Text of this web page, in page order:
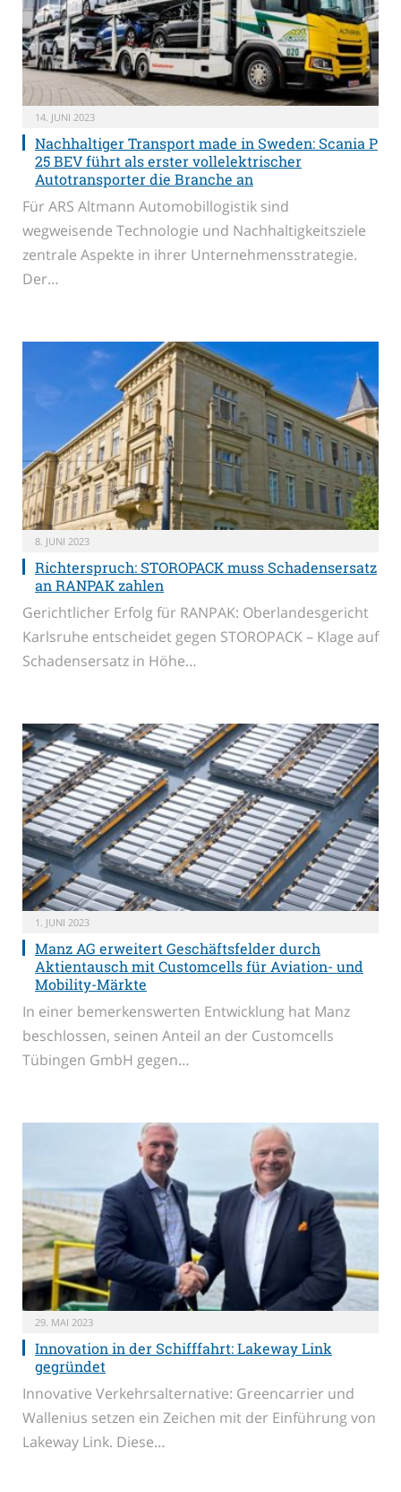
14. JUNI 2023
Nachhaltiger Transport made in Sweden: Scania P
25 BEV führt als erster vollelektrischer
Autotransporter die Branche an
Für ARS Altmann Automobillogistik sind
wegweisende Technologie und Nachhaltigkeitsziele
zentrale Aspekte in ihrer Unternehmensstrategie.
Der…
8. JUNI 2023
Richterspruch: STOROPACK muss Schadensersatz
an RANPAK zahlen
Gerichtlicher Erfolg für RANPAK: Oberlandesgericht
Karlsruhe entscheidet gegen STOROPACK – Klage auf
Schadensersatz in Höhe…
1. JUNI 2023
Manz AG erweitert Geschäftsfelder durch
Aktientausch mit Customcells für Aviation- und
Mobility-Märkte
In einer bemerkenswerten Entwicklung hat Manz
beschlossen, seinen Anteil an der Customcells
Tübingen GmbH gegen…
29. MAI 2023
Innovation in der Schifffahrt: Lakeway Link
gegründet
Innovative Verkehrsalternative: Greencarrier und
Wallenius setzen ein Zeichen mit der Einführung von
Lakeway Link. Diese…